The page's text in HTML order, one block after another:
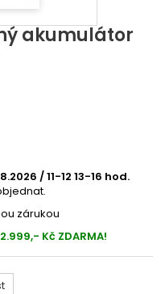
akumulátor
/ 11-12 13-16 hod.
zárukou
Kč ZDARMA!